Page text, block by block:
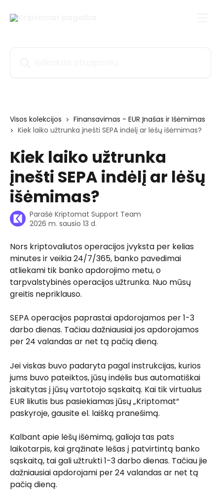
Visos kolekcijos
Finansavimas - EUR Įnašas ir Išėmimas
Kiek laiko užtrunka įnešti SEPA indėlį ar lėšų išėmimas?
Kiek laiko užtrunka
įnešti SEPA indėlį ar lėšų
išėmimas?
Parašė Kriptomat Support Team
2026 m. sausio 13 d.
Nors kriptovaliutos operacijos įvyksta per kelias
minutes ir veikia 24/7/365, banko pavedimai
atliekami tik banko apdorojimo metu, o
tarpvalstybinės operacijos užtrunka. Nuo mūsų
greitis nepriklauso.
SEPA operacijos paprastai apdorojamos per 1-3
darbo dienas. Tačiau dažniausiai jos apdorojamos
per 24 valandas ar net tą pačią dieną.
Jei viskas buvo padaryta pagal instrukcijas, kurios
jums buvo pateiktos, jūsų indėlis bus automatiškai
įskaitytas į jūsų vartotojo sąskaitą. Kai tik virtualus
EUR likutis bus pasiekiamas jūsų „Kriptomat“
paskyroje, gausite el. laišką pranešimą.
Kalbant apie lėšų išėmimą, galioja tas pats
laikotarpis, kai grąžinate lėšas į patvirtintą banko
sąskaitą, tai gali užtrukti 1-3 darbo dienas. Tačiau jie
dažniausiai apdorojami per 24 valandas ar net tą
pačią dieną.